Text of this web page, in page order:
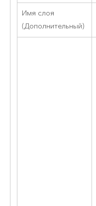
Имя слоя
(Дополнительный)